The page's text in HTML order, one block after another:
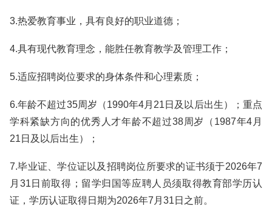
3.热爱教育事业，具有良好的职业道德；
4.具有现代教育理念，能胜任教育教学及管理工作；
5.适应招聘岗位要求的身体条件和心理素质；
6.年龄不超过35周岁（1990年4月21日及以后出生）；重点
学科紧缺方向的优秀人才年龄不超过38周岁（1987年4月
21日及以后出生）；
7.毕业证、学位证以及招聘岗位所要求的证书须于2026年7
月31日前取得；留学归国等应聘人员须取得教育部学历认
证，学历认证取得日期为2026年7月31日之前。